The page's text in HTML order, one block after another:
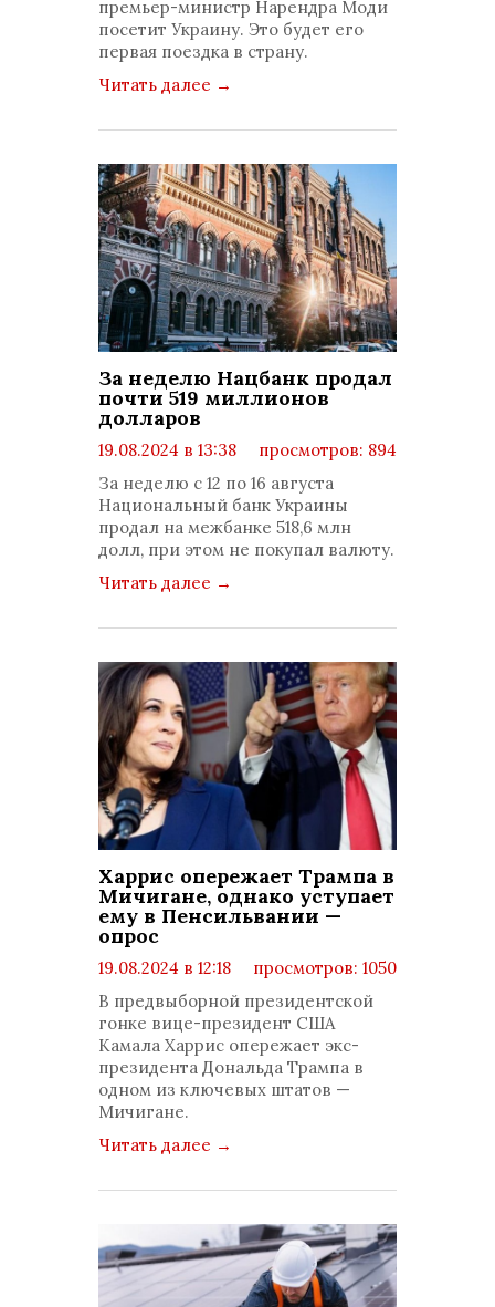
премьер-министр Нарендра Моди
посетит Украину. Это будет его
первая поездка в страну.
Читать далее →
За неделю Нацбанк продал
почти 519 миллионов
долларов
19.08.2024 в 13:38
просмотров: 894
комментариев: 0
За неделю с 12 по 16 августа
Национальный банк Украины
продал на межбанке 518,6 млн
долл, при этом не покупал валюту.
Читать далее →
Харрис опережает Трампа в
Мичигане, однако уступает
ему в Пенсильвании —
опрос
19.08.2024 в 12:18
просмотров: 1050
комментариев: 0
В предвыборной президентской
гонке вице-президент США
Камала Харрис опережает экс-
президента Дональда Трампа в
одном из ключевых штатов —
Мичигане.
Читать далее →